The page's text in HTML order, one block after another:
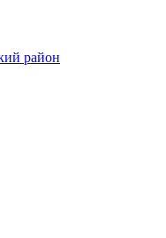
район